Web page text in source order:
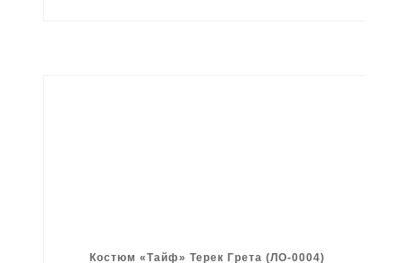
Костюм «Тайф» Терек Грета (ЛО-0004)